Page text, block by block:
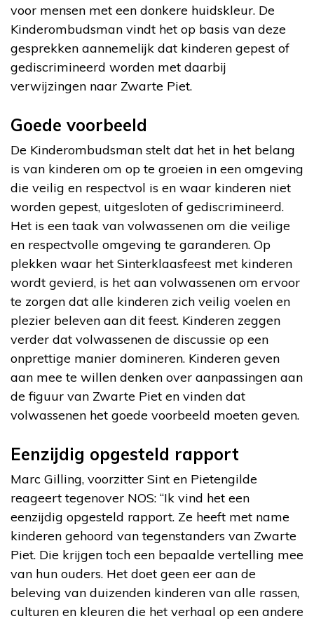
voor mensen met een donkere huidskleur. De
Kinderombudsman vindt het op basis van deze
gesprekken aannemelijk dat kinderen gepest of
gediscrimineerd worden met daarbij
verwijzingen naar Zwarte Piet.
Goede voorbeeld
De Kinderombudsman stelt dat het in het belang
is van kinderen om op te groeien in een omgeving
die veilig en respectvol is en waar kinderen niet
worden gepest, uitgesloten of gediscrimineerd.
Het is een taak van volwassenen om die veilige
en respectvolle omgeving te garanderen. Op
plekken waar het Sinterklaasfeest met kinderen
wordt gevierd, is het aan volwassenen om ervoor
te zorgen dat alle kinderen zich veilig voelen en
plezier beleven aan dit feest. Kinderen zeggen
verder dat volwassenen de discussie op een
onprettige manier domineren. Kinderen geven
aan mee te willen denken over aanpassingen aan
de figuur van Zwarte Piet en vinden dat
volwassenen het goede voorbeeld moeten geven.
Eenzijdig opgesteld rapport
Marc Gilling, voorzitter Sint en Pietengilde
reageert tegenover NOS: “Ik vind het een
eenzijdig opgesteld rapport. Ze heeft met name
kinderen gehoord van tegenstanders van Zwarte
Piet. Die krijgen toch een bepaalde vertelling mee
van hun ouders. Het doet geen eer aan de
beleving van duizenden kinderen van alle rassen,
culturen en kleuren die het verhaal op een andere